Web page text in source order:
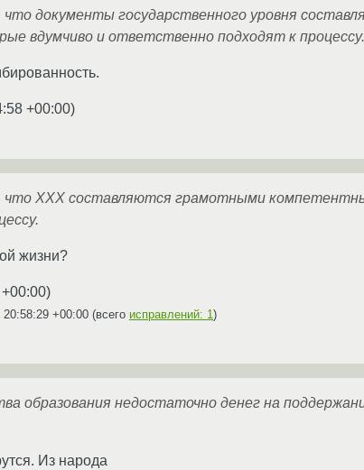
что документы государственного уровня
вдумчиво и ответственно подходят к процессу.
+00:00)
что XXX составляются грамотными
жизни?
)
20:58:29 +00:00 (всего исправлений: 1 )
образования недостаточно денег на
Из народа